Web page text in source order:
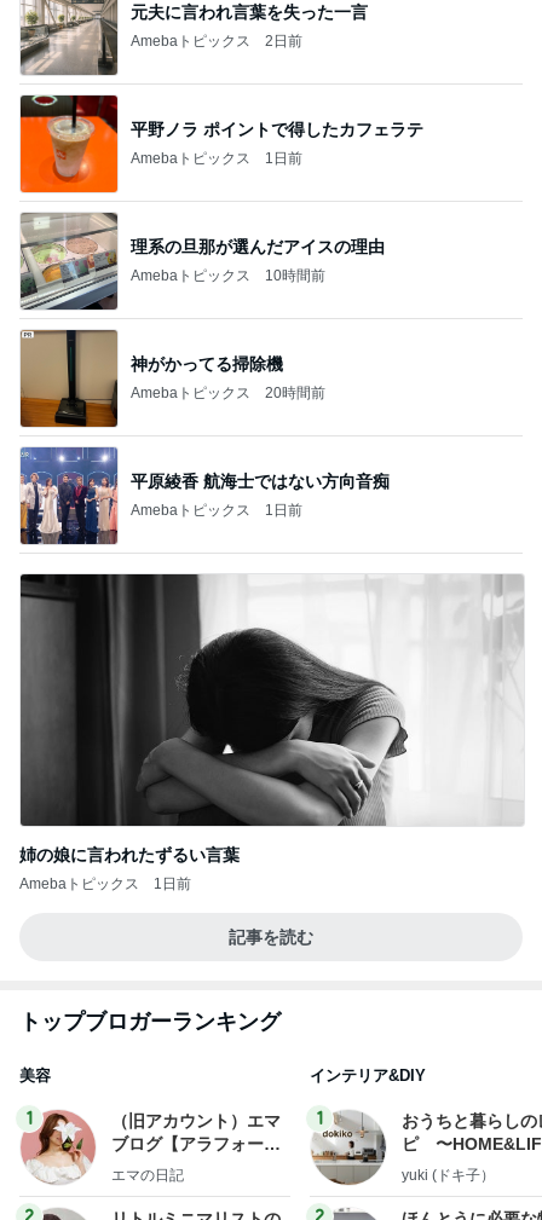
元夫に言われ言葉を失った一言
Amebaトピックス 2日前
平野ノラ ポイントで得したカフェラテ
Amebaトピックス 1日前
理系の旦那が選んだアイスの理由
Amebaトピックス 10時間前
神がかってる掃除機
Amebaトピックス 20時間前
平原綾香 航海士ではない方向音痴
Amebaトピックス 1日前
姉の娘に言われたずるい言葉
Amebaトピックス 1日前
記事を読む
トップブロガーランキング
美容
1
（旧アカウント）エマ
ブログ【アラフォー会
社売却セカンドライ
エマの日記
インテリア&DIY
1
おうちと暮らしの
ピ 〜
yuki (ドキ子）